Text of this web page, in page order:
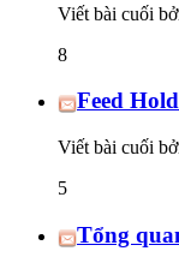
Viết bài cuối
8
Feed
Viết bài cuối
5
Tổng